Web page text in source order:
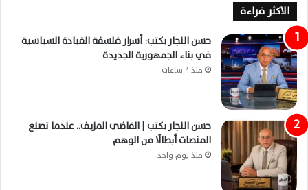
الاكثر قراءة
حسن النجار يكتب: أسرار فلسفة القيادة السياسية
في بناء الجمهورية الجديدة
منذ 4 ساعات
حسن النجار يكتب | القاضي المزيف.. عندما تصنع
المنصات أبطالًا من الوهم
منذ يوم واحد